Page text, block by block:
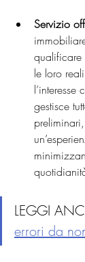
Servizio
le loro
l’interesse
gestisce
LEGGI
errori da